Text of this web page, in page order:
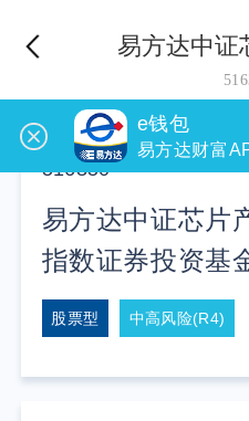
易方达中证
516350
易方达中证芯片
指数证券投资基
股票型 中高风险(R4)
e钱包
易方达财富